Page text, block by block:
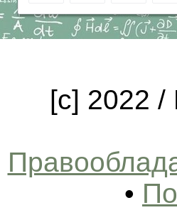
[c] 2022
•